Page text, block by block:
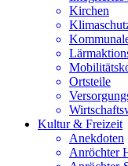
Kirchen
Ortsteile
Kultur & Freizeit
Anekdoten
Anröchter